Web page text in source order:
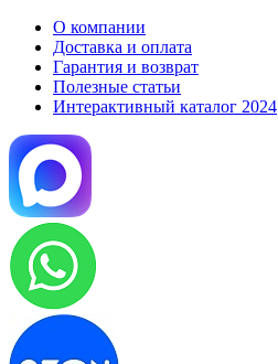
О компании
Доставка и оплата
Гарантия и возврат
Полезные статьи
Интерактивный каталог 2024